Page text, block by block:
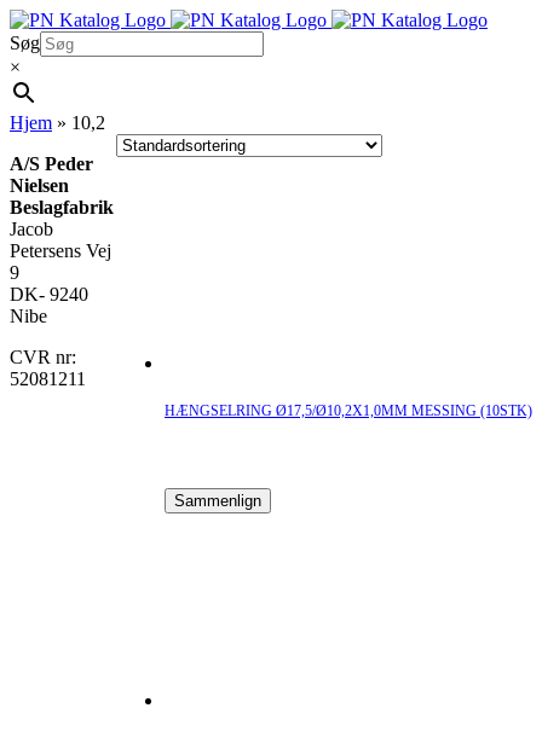
Skip
to
content
Søg
×
Hjem » 10,2
HÆNGSELRING Ø17,5/Ø10,2X1,0MM MESSING (10STK)
Sammenlign
A/S Peder
Nielsen
Beslagfabrik
Jacob
Petersens Vej
9
DK- 9240
Nibe
CVR nr:
52081211